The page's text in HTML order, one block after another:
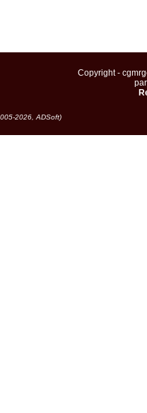
Copyright -
2026, ADSoft)